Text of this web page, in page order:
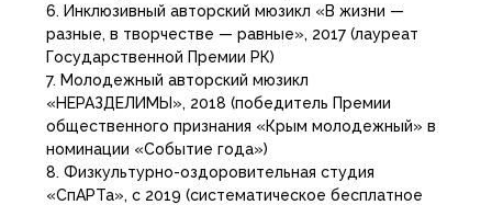
6. Инклюзивный авторский мюзикл «В жизни —
разные, в творчестве — равные», 2017 (лауреат
Государственной Премии РК)
7. Молодежный авторский мюзикл
«НЕРАЗДЕЛИМЫ», 2018 (победитель Премии
общественного признания «Крым молодежный» в
номинации «Событие года»)
8. Физкультурно-оздоровительная студия
«СпАРТа», с 2019 (систематическое бесплатное